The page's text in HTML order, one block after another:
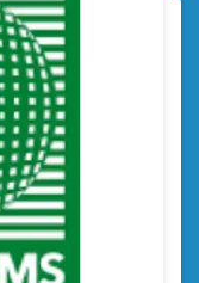
121 LOTES